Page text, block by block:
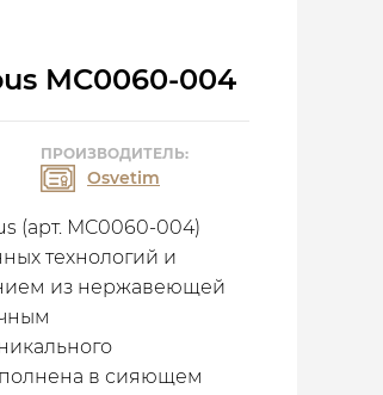
MC0060-004
ПРОИЗВОДИТЕЛЬ:
Osvetim
(арт. MC0060-004)
технологий и
из нержавеющей
в сияющем